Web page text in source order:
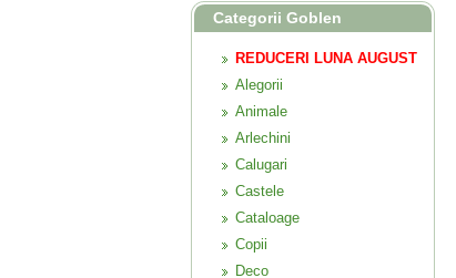
Categorii Goblen
REDUCERI LUNA AUGUST
Alegorii
Animale
Arlechini
Calugari
Castele
Cataloage
Copii
Deco